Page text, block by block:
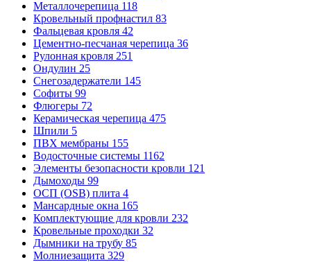
Металлочерепица 118
Кровельный профнастил 83
Фальцевая кровля 42
Цементно-песчаная черепица 36
Рулонная кровля 251
Ондулин 25
Снегозадержатели 145
Софиты 99
Флюгеры 72
Керамическая черепица 475
Шпили 5
ПВХ мембраны 155
Водосточные системы 1162
Элементы безопасности кровли 121
Дымоходы 99
ОСП (OSB) плита 4
Мансардные окна 165
Комплектующие для кровли 232
Кровельные проходки 32
Дымники на трубу 85
Молниезащита 329